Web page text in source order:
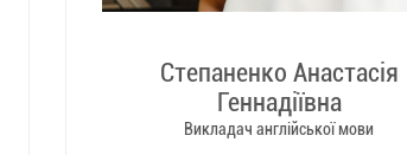
Степаненко Анастасія
Геннадіївна
Викладач англійської мови